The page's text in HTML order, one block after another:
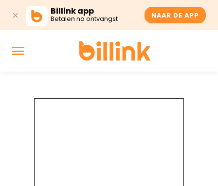
Billink app
Betalen na ontvangst NAAR DE APP